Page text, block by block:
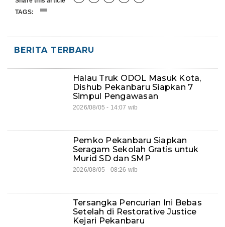
TAGS:
BERITA TERBARU
Halau Truk ODOL Masuk Kota,
Dishub Pekanbaru Siapkan 7
Simpul Pengawasan
2026/08/05 - 14:07 wib
Pemko Pekanbaru Siapkan
Seragam Sekolah Gratis untuk
Murid SD dan SMP
2026/08/05 - 08:26 wib
Tersangka Pencurian Ini Bebas
Setelah di Restorative Justice
Kejari Pekanbaru